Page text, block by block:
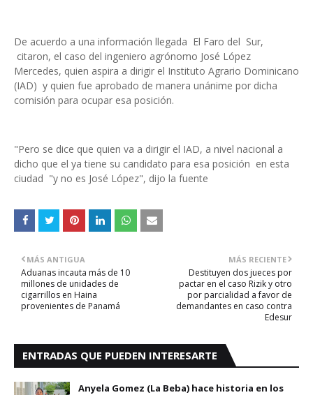
De acuerdo a una información llegada El Faro del Sur,
citaron, el caso del ingeniero agrónomo José López
Mercedes, quien aspira a dirigir el Instituto Agrario Dominicano
(IAD) y quien fue aprobado de manera unánime por dicha
comisión para ocupar esa posición.
"Pero se dice que quien va a dirigir el IAD, a nivel nacional a
dicho que el ya tiene su candidato para esa posición en esta
ciudad "y no es José López", dijo la fuente
MÁS RECIENTE
Destituyen dos jueces por
pactar en el caso Rizik y otro
por parcialidad a favor de
demandantes en caso contra
Edesur
MÁS ANTIGUA
Aduanas incauta más de 10
millones de unidades de
cigarrillos en Haina
provenientes de Panamá
ENTRADAS QUE PUEDEN INTERESARTE
Anyela Gomez (La Beba) hace historia en los